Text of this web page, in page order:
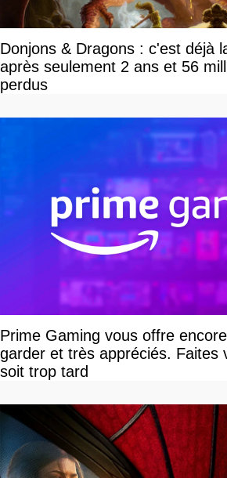
Donjons & Dragons : c'est déjà
après seulement 2 ans et 56
perdus
Prime Gaming vous offre
garder et très appréciés. Faites
soit trop tard